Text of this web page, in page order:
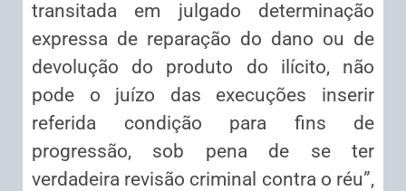
transitada em julgado determinação
expressa de reparação do dano ou de
devolução do produto do ilícito, não
pode o juízo das execuções inserir
referida condição para fins de
progressão, sob pena de se ter
verdadeira revisão criminal contra o réu”,